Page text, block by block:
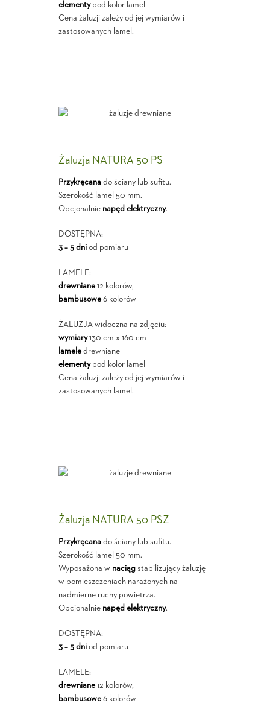
elementypod kolor lamel
Cena żaluzji zależy od jej wymiarów i
zastosowanych lamel.
Żaluzja NATURA 50 PS
Przykręcanado ściany lub sufitu.
Szerokość lamel 50 mm.
Opcjonalnie napęd elektryczny.
DOSTĘPNA:
3 – 5 dniod pomiaru
LAMELE:
drewniane12 kolorów,
bambusowe6 kolorów
ŻALUZJA widoczna na zdjęciu:
wymiary130 cm x 160 cm
lameledrewniane
elementypod kolor lamel
Cena żaluzji zależy od jej wymiarów i
zastosowanych lamel.
Żaluzja NATURA 50 PSZ
Przykręcanado ściany lub sufitu.
Szerokość lamel 50 mm.
Wyposażona w naciągstabilizujący żaluzję
w pomieszczeniach narażonych na
nadmierne ruchy powietrza.
Opcjonalnie napęd elektryczny.
DOSTĘPNA:
3 – 5 dniod pomiaru
LAMELE:
drewniane12 kolorów,
bambusowe6 kolorów